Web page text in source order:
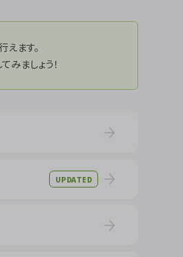
えます。
みましょう！
UPDATED